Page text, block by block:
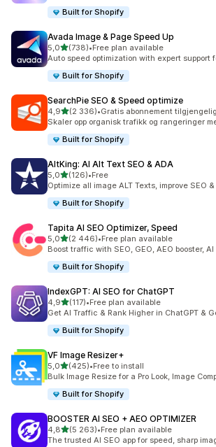
Built for Shopify
Avada Image & Page Speed Up
5,0av 5 stjerner
(738)
Totalt 738 omtaler
•Free plan available
Auto speed optimization with expert support
Built for Shopify
SearchPie SEO & Speed optimize
4,9av 5 stjerner
(2 336)
Totalt 2336 omtaler
•Gratis abonnement tilgjengelig
Skaler opp organisk trafikk og rangeringer
Built for Shopify
AltKing: AI Alt Text SEO & ADA
5,0av 5 stjerner
(126)
Totalt 126 omtaler
•Free
Optimize all image ALT Texts, improve SEO
Built for Shopify
Tapita AI SEO Optimizer, Speed
5,0av 5 stjerner
(2 446)
Totalt 2446 omtaler
•Free plan available
Boost traffic with SEO, GEO, AEO booster,
Built for Shopify
IndexGPT: AI SEO for ChatGPT
4,9av 5 stjerner
(117)
Totalt 117 omtaler
•Free plan available
Get AI Traffic & Rank Higher in ChatGPT &
Built for Shopify
VF Image Resizer+
5,0av 5 stjerner
(425)
Totalt 425 omtaler
•Free to install
Bulk Image Resize for a Pro Look, Image
Built for Shopify
BOOSTER AI SEO + AEO OPTIMIZER
4,8av 5 stjerner
(5 263)
Totalt 5263 omtaler
•Free plan available
The trusted AI SEO app for speed, sharp